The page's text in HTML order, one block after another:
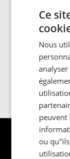
Mob:
Ce
Nous
peuvent
ou